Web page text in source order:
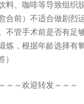
料、咖啡等导致组织
合前）不适合做剧烈
不管手术前是否有足
炼，根据年龄选择有
～～～欢迎转发～～～